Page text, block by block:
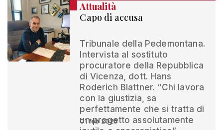
Attualità
Capo di accusa
Tribunale della Pedemontana.
Intervista al sostituto
procuratore della Repubblica
di Vicenza, dott. Hans
Roderich Blattner. “Chi lavora
con la giustizia, sa
perfettamente che si tratta di
un progetto assolutamente
01 feb 2025